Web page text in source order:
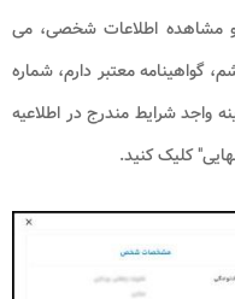
مشاهده اطلاعات شخصی، می
گواهینامه معتبر دارم، شماره
واجد شرایط مندرج در اطلاعیه
کلیک کنید.